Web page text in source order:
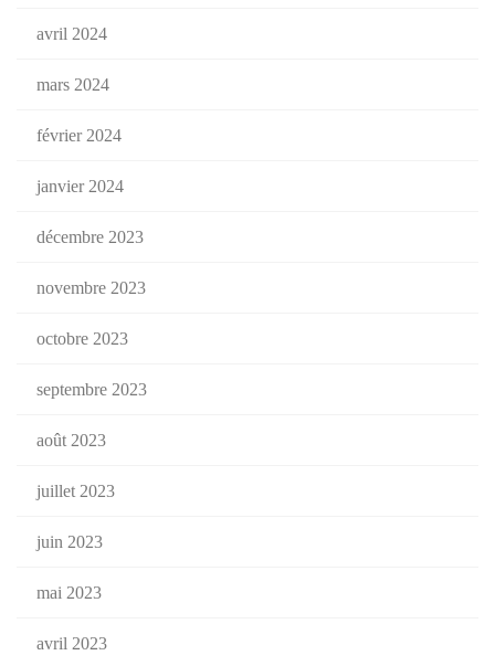
avril 2024
mars 2024
février 2024
janvier 2024
décembre 2023
novembre 2023
octobre 2023
septembre 2023
août 2023
juillet 2023
juin 2023
mai 2023
avril 2023